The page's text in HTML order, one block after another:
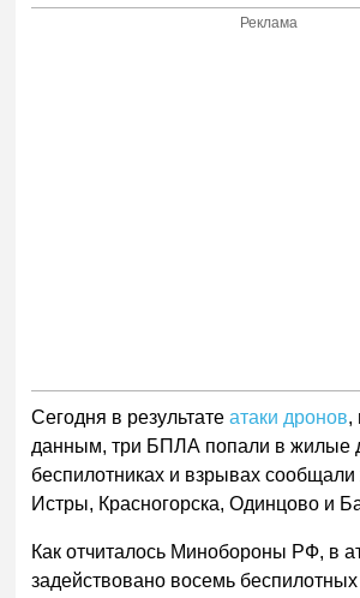
Реклама
Сегодня в результатеатаки дронов,
данным, три БПЛА попали в жилые
беспилотниках и взрывах
Истры, Красногорска, Одинцово и
Как отчиталось Минобороны РФ, в
задействовано восемь